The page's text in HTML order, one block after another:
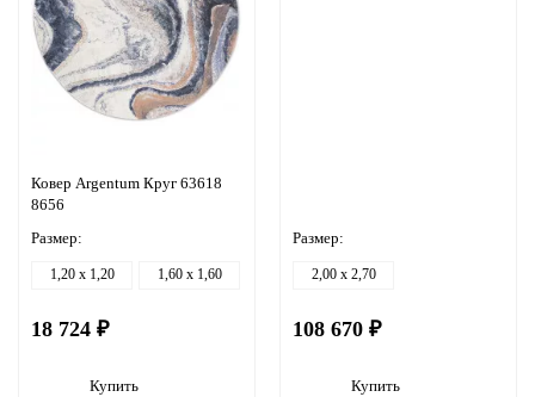
Ковер Argentum Круг 63618
8656
Размер:
1,20 x 1,20 1,60 x 1,60
18 724 ₽
Купить
Размер:
2,00 x 2,70
108 670 ₽
Купить